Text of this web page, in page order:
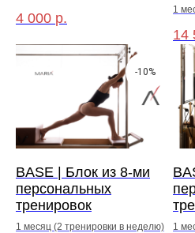
4 000 р.
1
14
-10%
BASE | Блок из 8-ми
персональных
тренировок
1 месяц (2 тренировки в неделю) 1